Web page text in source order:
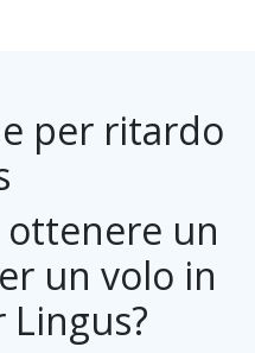
per ritardo
ottenere un
un volo in